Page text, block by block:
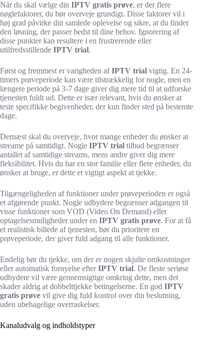
Når du skal vælge din IPTV gratis prøve, er der flere
nøglefaktorer, du bør overveje grundigt. Disse faktorer vil i
høj grad påvirke din samlede oplevelse og sikre, at du finder
den løsning, der passer bedst til dine behov. Ignorering af
disse punkter kan resultere i en frustrerende eller
utilfredsstillende IPTV trial.
Først og fremmest er varigheden afIPTV trial vigtig. En 24-
timers prøveperiode kan være tilstrækkelig for nogle, men en
længere periode på 3-7 dage giver dig mere tid til at udforske
tjenesten fuldt ud. Dette er især relevant, hvis du ønsker at
teste specifikke begivenheder, der kun finder sted på bestemte
dage.
Dernæst skal du overveje, hvor mange enheder du ønsker at
streame på samtidigt. Nogle IPTV trial tilbud begrænser
antallet af samtidige streams, mens andre giver dig mere
fleksibilitet. Hvis du har en stor familie eller flere enheder, du
ønsker at bruge, er dette et vigtigt aspekt at tjekke.
Tilgængeligheden af funktioner under prøveperioden er også
et afgørende punkt. Nogle udbydere begrænser adgangen til
visse funktioner som VOD (Video On Demand) eller
optagelsesmuligheder under en IPTV gratis prøve. For at få
et realistisk billede af tjenesten, bør du prioritere en
prøveperiode, der giver fuld adgang til alle funktioner.
Endelig bør du tjekke, om der er nogen skjulte omkostninger
eller automatisk fornyelse efterIPTV trial. De fleste seriøse
udbydere vil være gennemsigtige omkring dette, men det
skader aldrig at dobbelttjekke betingelserne. En god IPTV
gratis prøve vil give dig fuld kontrol over din beslutning,
uden ubehagelige overraskelser.
Kanaludvalg og indholdstyper